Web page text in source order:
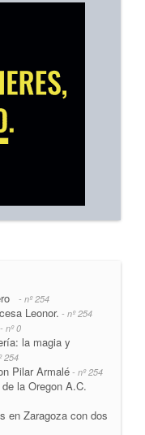
- nº 254
Leonor. - nº 254
- nº 0
la magia y
254
Pilar Armalé - nº 254
la Oregon A.C.
en Zaragoza con dos